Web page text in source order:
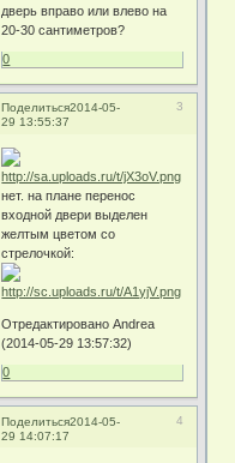
дверь вправо или влево на
20-30 сантиметров?
0
Поделиться 3
2014-05-
29 13:55:37
нет. на плане перенос
входной двери выделен
желтым цветом со
стрелочкой:
Отредактировано Andrea
(2014-05-29 13:57:32)
0
Поделиться 4
2014-05-
29 14:07:17